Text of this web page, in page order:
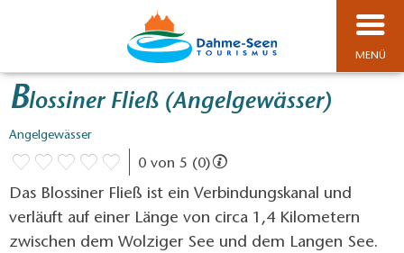
MENÜ
Blossiner Fließ (Angelgewässer)
Angelgewässer
0 von 5 (0)
Das Blossiner Fließ ist ein Verbindungskanal und
verläuft auf einer Länge von circa 1,4 Kilometern
zwischen dem Wolziger See und dem Langen See.